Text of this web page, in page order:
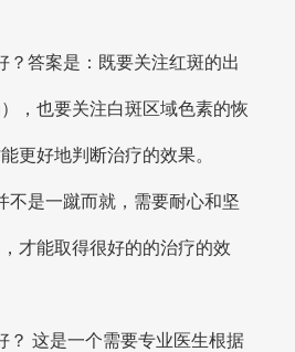
？答案是：既要关注红斑的出
，也要关注白斑区域色素的恢
更好地判断治疗的效果。
不是一蹴而就，需要耐心和坚
才能取得很好的的治疗的效
？ 这是一个需要专业医生根据